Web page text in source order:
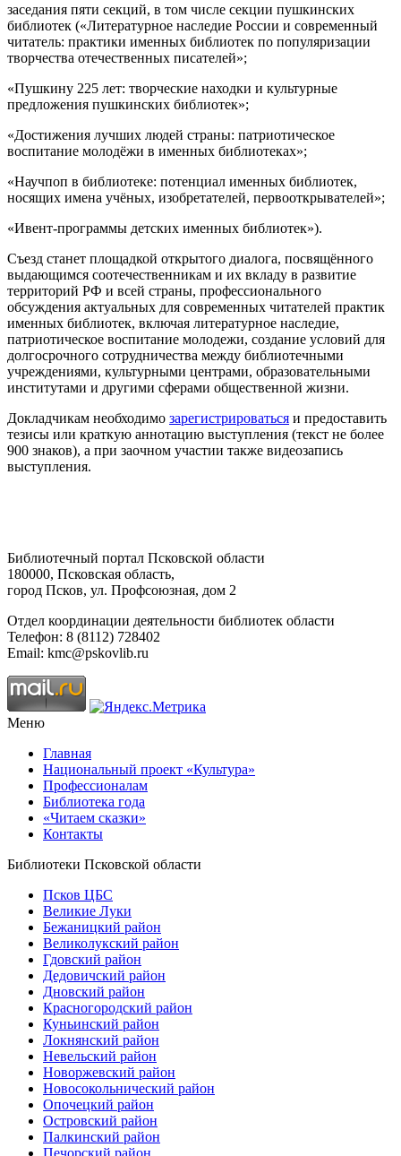
заседания пяти секций, в том числе секции пушкинских
библиотек («Литературное наследие России и современный
читатель: практики именных библиотек по популяризации
творчества отечественных писателей»;
«Пушкину 225 лет: творческие находки и культурные
предложения пушкинских библиотек»;
«Достижения лучших людей страны: патриотическое
воспитание молодёжи в именных библиотеках»;
«Научпоп в библиотеке: потенциал именных библиотек,
носящих имена учёных, изобретателей, первооткрывателей»;
«Ивент-программы детских именных библиотек»).
Съезд станет площадкой открытого диалога, посвящённого
выдающимся соотечественникам и их вкладу в развитие
территорий РФ и всей страны, профессионального
обсуждения актуальных для современных читателей практик
именных библиотек, включая литературное наследие,
патриотическое воспитание молодежи, создание условий для
долгосрочного сотрудничества между библиотечными
учреждениями, культурными центрами, образовательными
институтами и другими сферами общественной жизни.
Докладчикам необходимо зарегистрироваться и предоставить
тезисы или краткую аннотацию выступления (текст не более
900 знаков), а при заочном участии также видеозапись
выступления.
Библиотечный портал Псковской области
180000, Псковская область,
город Псков, ул. Профсоюзная, дом 2
Отдел координации деятельности библиотек области
Телефон: 8 (8112) 728402
Email: kmc@pskovlib.ru
Меню
Главная
Национальный проект «Культура»
Профессионалам
Библиотека года
«Читаем сказки»
Контакты
Библиотеки Псковской области
Псков ЦБС
Великие Луки
Бежаницкий район
Великолукский район
Гдовский район
Дедовичский район
Дновский район
Красногородский район
Куньинский район
Локнянский район
Невельский район
Новоржевский район
Новосокольнический район
Опочецкий район
Островский район
Палкинский район
Печорский район